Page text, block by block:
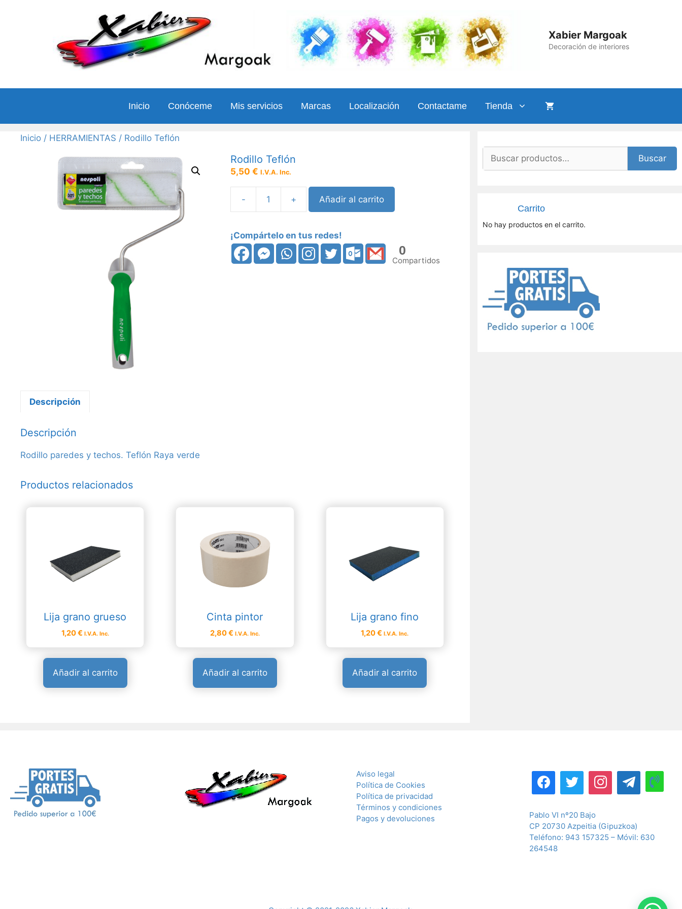
Xabier Margoak
Decoración de interiores
Inicio Conóceme Mis servicios Marcas Localización Contactame Tienda
Inicio / HERRAMIENTAS / Rodillo Teflón
Rodillo Teflón
5,50€ I.V.A. Inc.
-
cantidad
+ Añadir al carrito
¡Compártelo en tus redes!
0
Compartidos
Descripción
Descripción
Rodillo paredes y techos. Teflón Raya verde
Productos relacionados
Lija grano grueso
1,20€ I.V.A. Inc.
Añadir al carrito
Cinta pintor
2,80€ I.V.A. Inc.
Añadir al carrito
Lija grano fino
1,20€ I.V.A. Inc.
Añadir al carrito
por:
Buscar
Carrito
No hay productos en el carrito.
Aviso legal
Política de Cookies
Política de privacidad
Términos y condiciones
Pagos y devoluciones
Pablo VI nº20 Bajo
CP 20730 Azpeitia (Gipuzkoa)
Teléfono: 943 157325 – Móvil: 630
264548